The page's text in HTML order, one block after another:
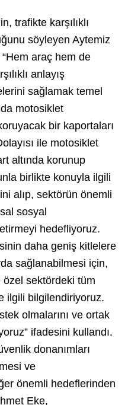
trafikte karşılıklı
söyleyen Aytemiz
araç hem de
anlayış
sağlamak temel
motosiklet
bir kaportaları
ile motosiklet
altında korunup
birlikte konuyla ilgili
alıp, sektörün önemli
sosyal
hedefliyoruz.
daha geniş kitlelere
sağlanabilmesi için,
özel sektördeki tüm
ilgili bilgilendiriyoruz.
olmalarını ve ortak
ifadesini kullandı.
donanımları
ve
önemli hedeflerinden
Eke,